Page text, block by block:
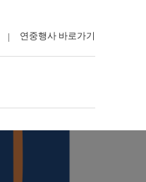
| 연중행사 바로가기